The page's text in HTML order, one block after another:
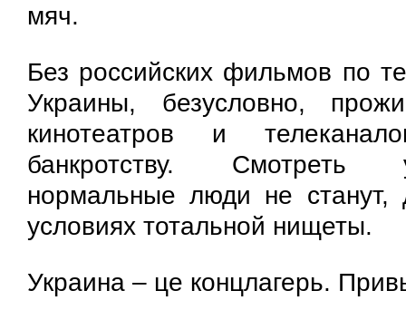
мяч.
Без российских фильмов по
Украины, безусловно,
кинотеатров и
банкротству. Смотреть
нормальные люди не станут,
условиях тотальной нищеты.
Украина – це концлагерь.